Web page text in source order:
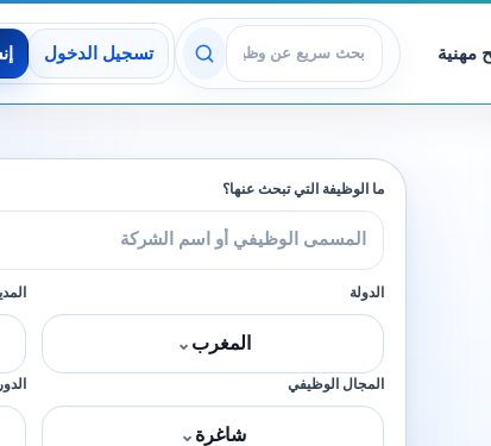
مهنية
عرض الوظائف
تسجيل الدخول
ما الوظيفة التي تبحث عنها؟
الدولة
المغرب ⌄
المجال الوظيفي
شاغرة ⌄